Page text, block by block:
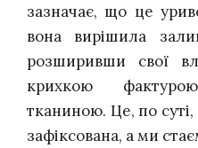
зазначає, що це
вона вирішила
розширивши свої
крихкою
тканиною. Це, по
зафіксована, а ми